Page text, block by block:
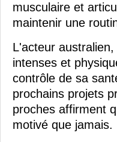
musculaire et
maintenir une
L'acteur
intenses et
contrôle de sa
prochains projets
proches affirment
motivé que jamais.